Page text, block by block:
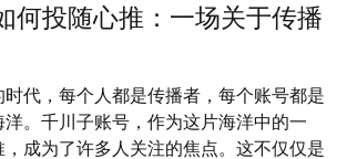
何投随心推：一场关于传播
代，每个人都是传播者，每个账号都是
。千川子账号，作为这片海洋中的一
，成为了许多人关注的焦点。这不仅仅是